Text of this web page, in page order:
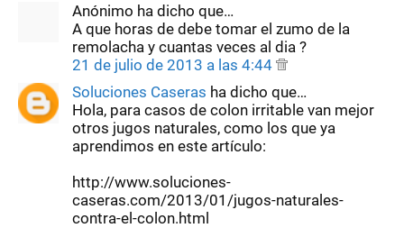
Anónimo ha dicho que…
A que horas de debe tomar el zumo de la
remolacha y cuantas veces al dia ?
21 de julio de 2013 a las 4:44
Soluciones Caseras ha dicho que…
Hola, para casos de colon irritable van mejor
otros jugos naturales, como los que ya
aprendimos en este artículo:
http://www.soluciones-
caseras.com/2013/01/jugos-naturales-
contra-el-colon.html